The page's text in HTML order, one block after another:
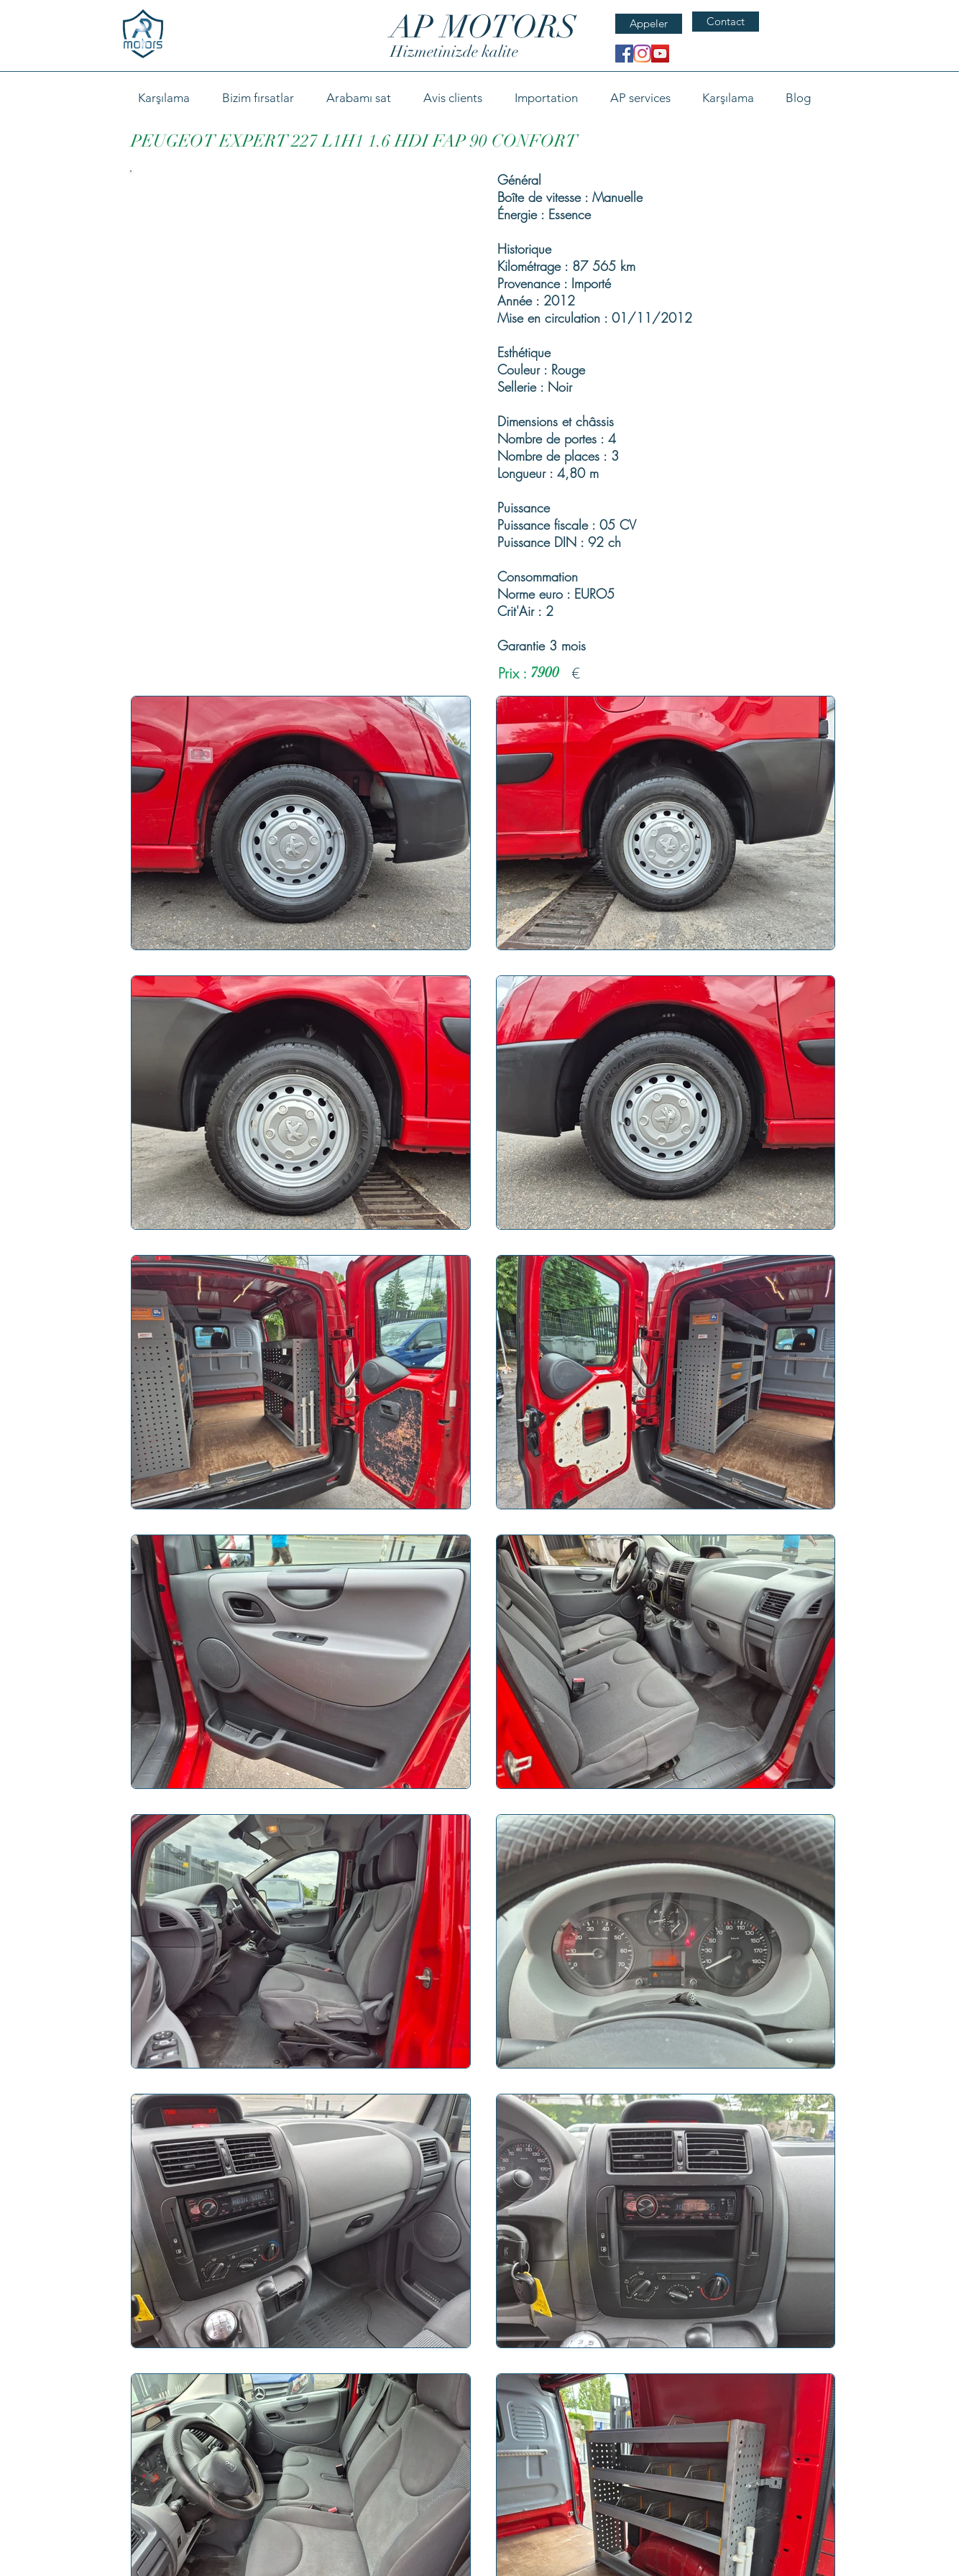
Appeler Contact
AP MOTORS
Hizmetinizde kalite
Karşılama Bizim fırsatlar Arabamı sat Avis clients Importation AP services Karşılama Blog
PEUGEOT EXPERT 227 L1H1 1.6 HDI FAP 90 CONFORT
Général
Boîte de vitesse : Manuelle
Énergie : Essence
Historique
Kilométrage : 87 565 km
Provenance : Importé
Année : 2012
Mise en circulation : 01/11/2012
Esthétique
Couleur : Rouge
Sellerie : Noir
Dimensions et châssis
Nombre de portes : 4
Nombre de places : 3
Longueur : 4,80 m
Puissance
Puissance fiscale : 05 CV
Puissance DIN : 92 ch
Consommation
Norme euro : EURO5
Crit'Air : 2
Garantie 3 mois
Prix : 7900 €